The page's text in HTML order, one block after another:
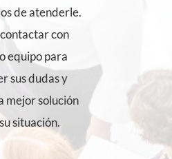
de atenderle.
con
equipo para
sus dudas y
mejor solución
situación.